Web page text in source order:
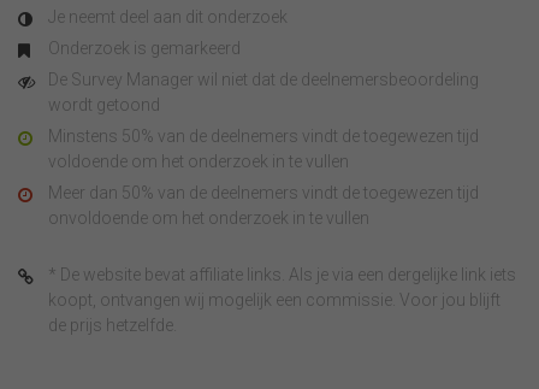
Je neemt deel aan dit onderzoek
Onderzoek is gemarkeerd
De Survey Manager wil niet dat de deelnemersbeoordeling
wordt getoond
Minstens 50% van de deelnemers vindt de toegewezen tijd
voldoende om het onderzoek in te vullen
Meer dan 50% van de deelnemers vindt de toegewezen tijd
onvoldoende om het onderzoek in te vullen
* De website bevat affiliate links. Als je via een dergelijke link iets
koopt, ontvangen wij mogelijk een commissie. Voor jou blijft
de prijs hetzelfde.